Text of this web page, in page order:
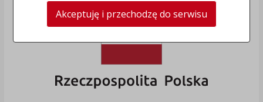
Akceptuję i przechodzę do serwisu